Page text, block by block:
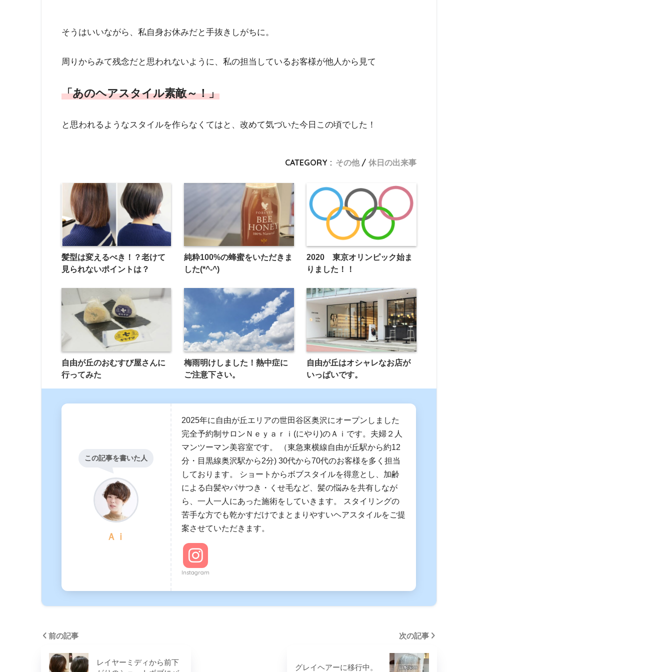
そうはいいながら、私自身お休みだと手抜きしがちに。
周りからみて残念だと思われないように、私の担当しているお客様が他人から見て
「あのヘアスタイル素敵～！」
と思われるようなスタイルを作らなくてはと、改めて気づいた今日この頃でした！
CATEGORY : その他 休日の出来事
髪型は変えるべき！？老けて
見られないポイントは？
純粋100%の蜂蜜をいただきま
した(*^-^)
2020 東京オリンピック始ま
りました！！
自由が丘のおむすび屋さんに
行ってみた
梅雨明けしました！熱中症に
ご注意下さい。
自由が丘はオシャレなお店が
いっぱいです。
この記事を書いた人
Ａｉ
2025年に自由が丘エリアの世田谷区奥沢にオープンしました
完全予約制サロンＮｅｙａｒｉ(にやり)のＡｉです。夫婦２人
マンツーマン美容室です。 （東急東横線自由が丘駅から約12
分・目黒線奥沢駅から2分) 30代から70代のお客様を多く担当
しております。 ショートからボブスタイルを得意とし、加齢
による白髪やパサつき・くせ毛など、髪の悩みを共有しなが
ら、一人一人にあった施術をしていきます。 スタイリングの
苦手な方でも乾かすだけでまとまりやすいヘアスタイルをご提
案させていただきます。
Instagram
前の記事
レイヤーミディから前下
次の記事
グレイヘアーに移行中。